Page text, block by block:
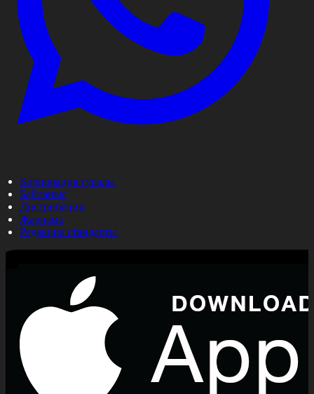
Корпорация туралы
Байланыс
Дистрибуция
Жарнама
Редакция стандарты